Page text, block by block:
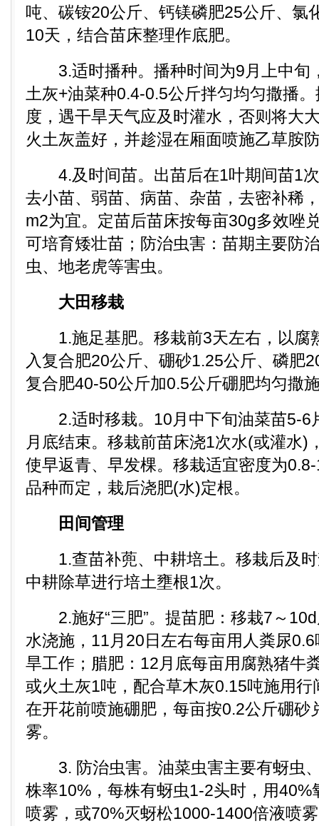
吨、碳铵20公斤、钙镁磷肥25公斤、氯
10天，结合苗床整理作底肥。
3.适时播种。播种时间为9月上中旬
土灰+油菜种0.4-0.5公斤拌匀均匀撒播
度，遇干旱天气应及时灌水，否则将大
火土灰盖好，并趁湿在厢面喷施乙草胺
4.及时间苗。出苗后在1叶期间苗1次
去小苗、弱苗、病苗、杂苗，去密补稀
m2为宜。定苗后苗床按每亩30g多效唑
可培育矮壮苗；防治虫害：苗期主要防
虫、地老虎等害虫。
大田移栽
1.施足基肥。移栽前3天左右，以腐
入复合肥20公斤、硼砂1.25公斤、磷肥
复合肥40-50公斤加0.5公斤硼肥均匀撒
2.适时移栽。10月中下旬油菜苗5-6
月底结束。移栽前苗床浇1次水(或灌水)
使早返青、早发棵。移栽适宜密度为
品种而定，栽后浇肥(水)定根。
田间管理
1.查苗补蔸、中耕培土。移栽后及时
中耕除草进行培土壅根1次。
2.施好“三肥”。提苗肥：移栽7～10d
水浇施，11月20日左右每亩用人粪尿
旱工作；腊肥：12月底每亩用腐熟猪牛
或火土灰1吨，配合草木灰0.15吨施用
在开花前喷施硼肥，每亩按0.2公斤硼砂
雾。
3. 防治虫害。油菜虫害主要有蚜虫
株率10%，每株有蚜虫1-2头时，用
喷雾，或70%灭蚜松1000-1400倍液喷